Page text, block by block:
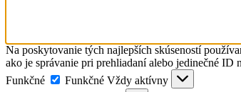
Na poskytovanie tých najlepších skúseností
ako je správanie pri prehliadaní alebo jedinečné
Funkčné
Funkčné Vždy aktívny